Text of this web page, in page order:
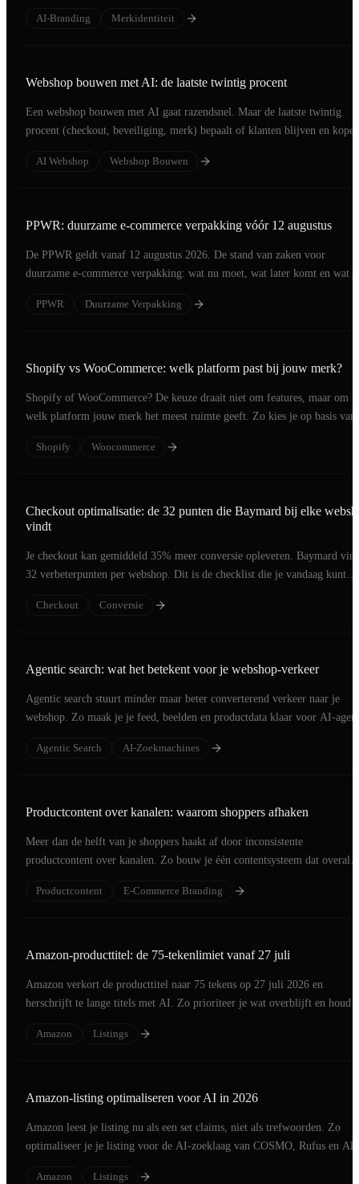
AI-Branding Merkidentiteit
Webshop bouwen met AI: de laatste twintig procent
Een webshop bouwen met AI gaat razendsnel. Maar de laatste twintig
procent (checkout, beveiliging, merk) bepaalt of klanten blijven en
AI Webshop Webshop Bouwen
PPWR: duurzame e-commerce verpakking vóór 12 augustus
De PPWR geldt vanaf 12 augustus 2026. De stand van zaken voor
duurzame e-commerce verpakking: wat nu moet, wat later komt en wat
PPWR
Duurzame Verpakking
Shopify vs WooCommerce: welk platform past bij jouw merk?
Shopify of WooCommerce? De keuze draait niet om features, maar om
welk platform jouw merk het meest ruimte geeft. Zo kies je op basis van
Shopify
Woocommerce
Checkout optimalisatie: de 32 punten die Baymard bij elke
vindt
Je checkout kan gemiddeld 35% meer conversie opleveren. Baymard
32 verbeterpunten per webshop. Dit is de checklist die je vandaag kunt
Checkout
Conversie
Agentic search: wat het betekent voor je webshop-verkeer
Agentic search stuurt minder maar beter converterend verkeer naar je
webshop. Zo maak je je feed, beelden en productdata klaar voor AI-
Agentic Search AI-Zoekmachines
Productcontent over kanalen: waarom shoppers afhaken
Meer dan de helft van je shoppers haakt af door inconsistente
productcontent over kanalen. Zo bouw je één contentsysteem dat overal
Productcontent
E-Commerce Branding
Amazon-producttitel: de 75-tekenlimiet vanaf 27 juli
Amazon verkort de producttitel naar 75 tekens op 27 juli 2026 en
herschrijft te lange titels met AI. Zo prioriteer je wat overblijft en houd
Amazon
Listings
Amazon-listing optimaliseren voor AI in 2026
Amazon leest je listing nu als een set claims, niet als trefwoorden. Zo
optimaliseer je je listing voor de AI-zoeklaag van COSMO, Rufus en
Amazon Listings